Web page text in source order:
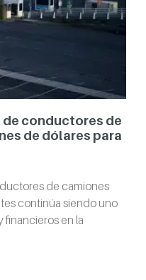
conductores de
de dólares para
de camiones
continúa siendo uno
financieros en la